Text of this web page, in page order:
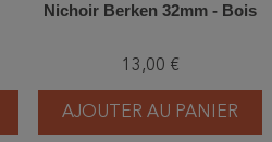
Nichoir Berken 32mm - Bois
13,00 €
AJOUTER AU PANIER